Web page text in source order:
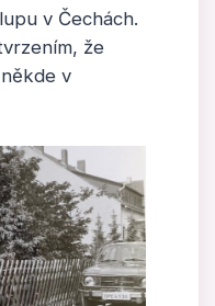
v Čechách.
že
v